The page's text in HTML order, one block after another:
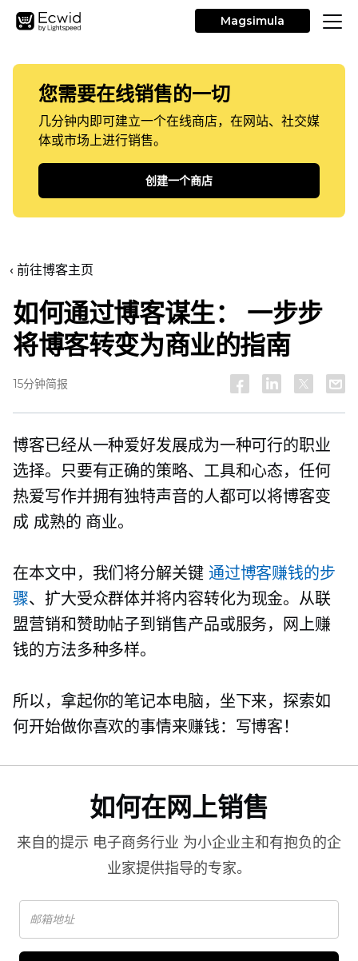
Magsimula
您需要在线销售的一切
几分钟内即可建立一个在线商店，在网站、社交媒
体或市场上进行销售。
创建一个商店
‹ 前往博客主页
如何通过博客谋生： 一步步
将博客转变为商业的指南
15分钟简报
博客已经从一种爱好发展成为一种可行的职业
选择。只要有正确的策略、工具和心态，任何
热爱写作并拥有独特声音的人都可以将博客变
成 成熟的 商业。
在本文中，我们将分解关键 通过博客赚钱的步
骤、扩大受众群体并将内容转化为现金。从联
盟营销和赞助帖子到销售产品或服务，网上赚
钱的方法多种多样。
所以，拿起你的笔记本电脑，坐下来，探索如
何开始做你喜欢的事情来赚钱：写博客！
如何在网上销售
来自的提示 电子商务行业 为小企业主和有抱负的企
业家提供指导的专家。